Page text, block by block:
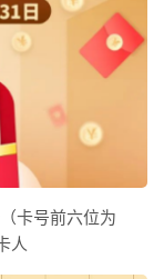
卡号前六位为
人